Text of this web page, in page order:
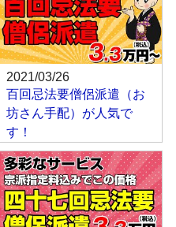
2021/03/26
百回忌法要僧侶派遣（お
坊さん手配）が人気で
す！